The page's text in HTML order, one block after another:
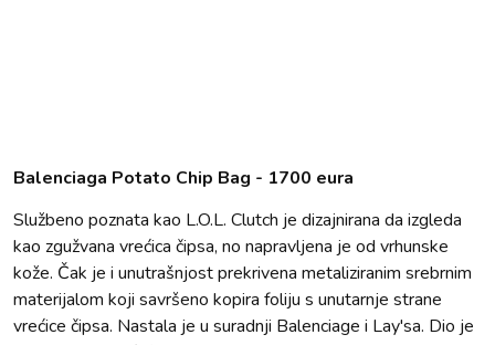
Balenciaga Potato Chip Bag - 1700 eura
Službeno poznata kao L.O.L. Clutch je dizajnirana da izgleda
kao zgužvana vrećica čipsa, no napravljena je od vrhunske
kože. Čak je i unutrašnjost prekrivena metaliziranim srebrnim
materijalom koji savršeno kopira foliju s unutarnje strane
vrećice čipsa. Nastala je u suradnji Balenciage i Lay'sa. Dio je